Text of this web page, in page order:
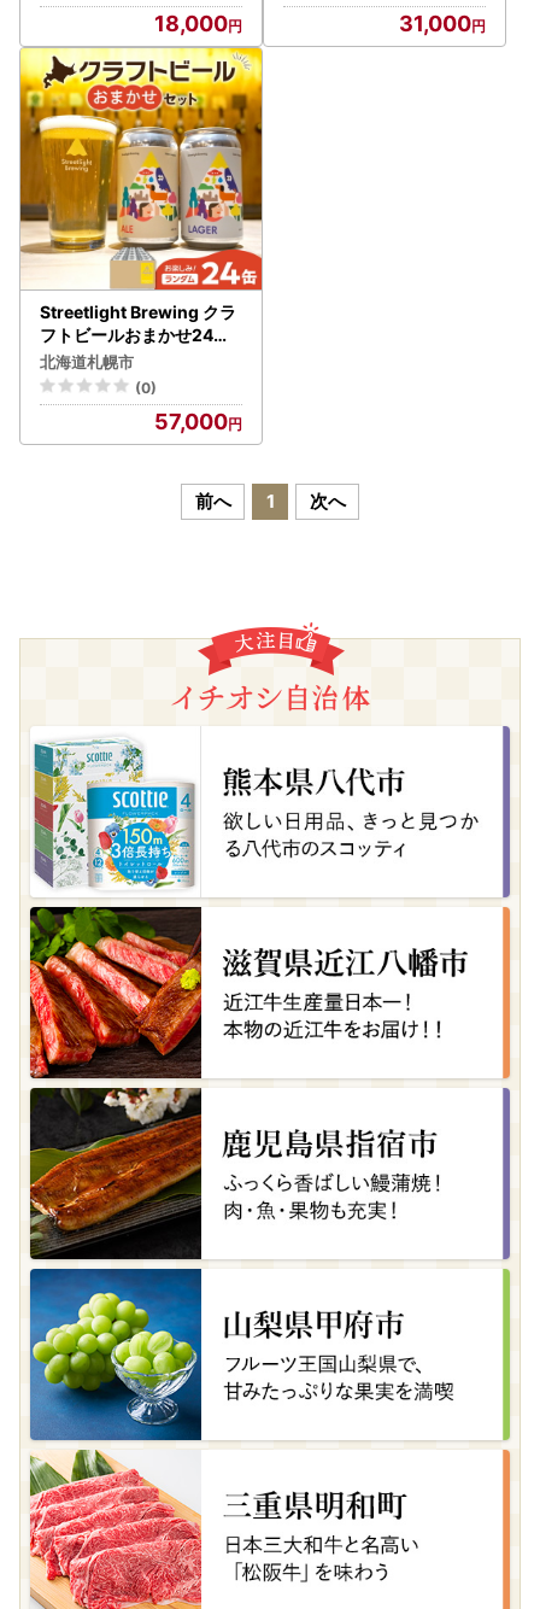
18,000 31,000
Streetlight Brewing クラ
フトビールおまかせ24缶
セット
北海道札幌市
(0)
57,000
前へ 1 次へ